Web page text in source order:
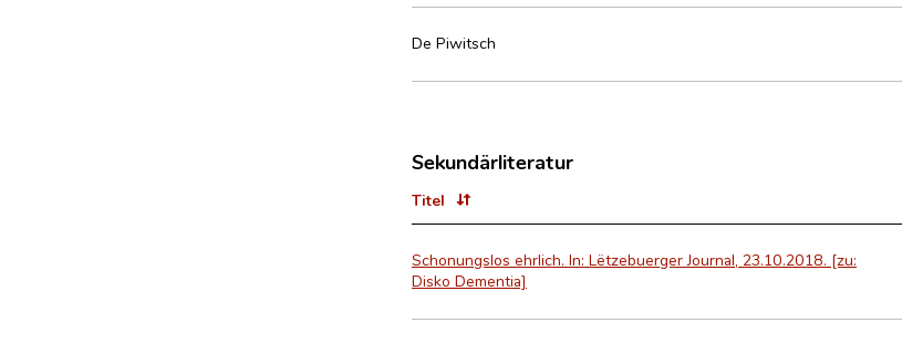
De Piwitsch
Sekundärliteratur
Titel
Schonungslos ehrlich. In: Lëtzebuerger Journal, 23.10.2018. [zu:
Disko Dementia]